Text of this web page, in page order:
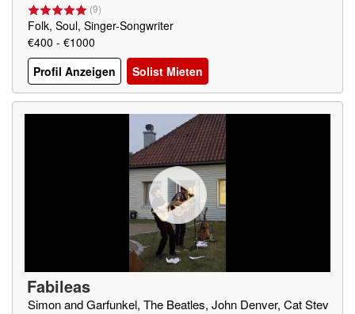
(9)
Folk, Soul, Singer-Songwriter
€400 - €1000
Profil Anzeigen
Solist Mieten
Fabileas
Simon and Garfunkel, The Beatles, John Denver, Cat Stev